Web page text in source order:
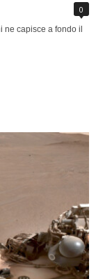
0
ne capisce a fondo il